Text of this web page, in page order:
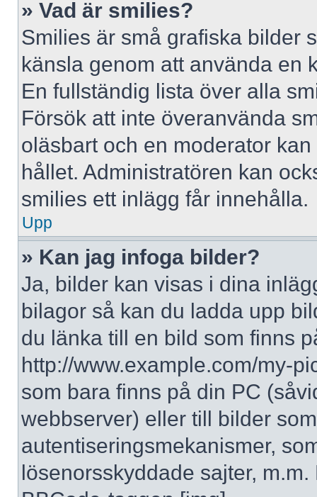
» Vad är smilies?
Smilies är små grafiska bilder
känsla genom att använda en
En fullständig lista över alla
Försök att inte överanvända
oläsbart och en moderator
hållet. Administratören kan
smilies ett inlägg får innehålla.
Upp
» Kan jag infoga bilder?
Ja, bilder kan visas i dina
bilagor så kan du ladda upp
du länka till en bild som finns
http://www.example.com/my-
som bara finns på din PC
webbserver) eller till bilder
autentiseringsmekanismer,
lösenorsskyddade sajter,